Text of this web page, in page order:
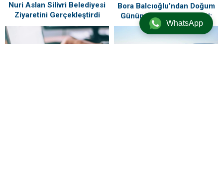
Nuri Aslan Silivri Belediyesi
Ziyaretini Gerçekleştirdi
Bora Balcıoğlu’ndan Doğum
Gününde Duygusal Mesaj:
“Silivri’mi Çok Özlüyorum”
WhatsApp